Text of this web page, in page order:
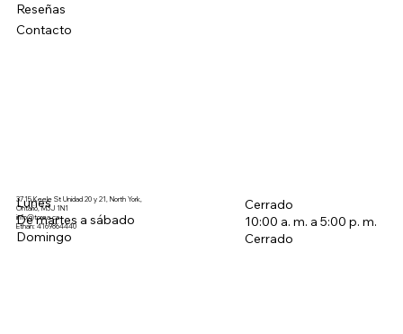
Reseñas
Contacto
3715 Keele St Unidad 20 y 21, North York,
Ontario, M3J 1N1
info@torea.ca
Ethan: 4169864440
Lunes
De martes a sábado
Domingo
Cerrado
10:00 a. m. a 5:00 p. m.
Cerrado